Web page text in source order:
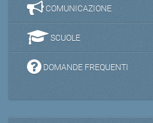
COMUNICAZIONE
SCUOLE
DOMANDE FREQUENTI